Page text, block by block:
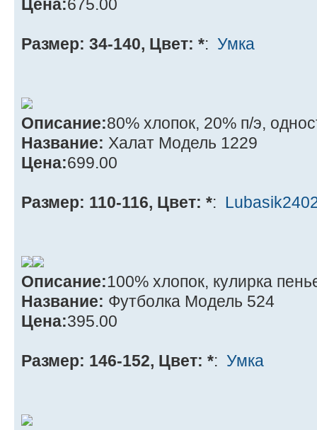
Цена:675.00
Размер: 34-140, Цвет: *: Умка
Описание:80% хлопок, 20% п/э,
Название: Халат Модель 1229
Цена:699.00
Размер: 110-116, Цвет: *:
Описание:100% хлопок, кулирка
Название: Футболка Модель 524
Цена:395.00
Размер: 146-152, Цвет: *: Умка